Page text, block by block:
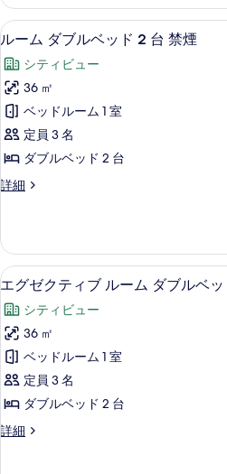
べ
て
の
写
真
を
表
示
す
細
ト
1
ベ
ッ
ド
ル
ー
ム
可
の
す
べ
て
の
写
真
を
ィ
ブ
イ
ー
ト
ベ
ッ
ド
ル
煙
可
の
細
ル
ー
ム
ダ
ブ
ル
ベ
ッ
2
台
禁
煙
の
す
べ
て
の
ル
12
ルーム ダブルベッド 2 台 禁煙
シティビュー
36 ㎡
ベッドルーム 1 室
定員 3 名
ダブルベッド 2 台
詳細
ル
ブ
ル
ベ
ド
2
台
禁
煙
の
詳
細
エ
グ
ゼ
ク
テ
ィ
ブ
ル
エ
15
エグゼクティブ ルーム ダブルベッ
シティビュー
36 ㎡
ベッドルーム 1 室
定員 3 名
ダブルベッド 2 台
詳細
エ